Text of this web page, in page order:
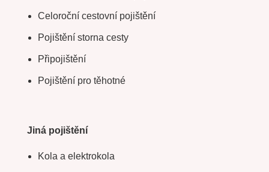
Celoroční cestovní pojištění
Pojištění storna cesty
Připojištění
Pojištění pro těhotné
Jiná pojištění
Kola a elektrokola